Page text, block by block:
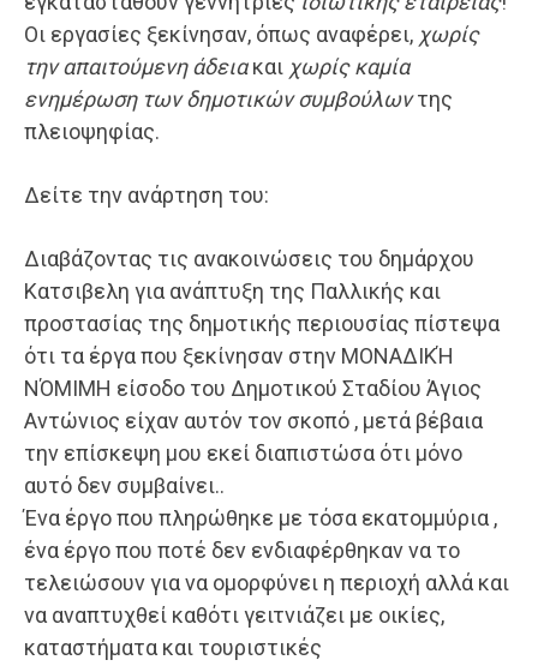
Οι εργασίες ξεκίνησαν, όπως αναφέρει, χωρίς
την απαιτούμενη άδειακαι χωρίς καμία
ενημέρωση των δημοτικών συμβούλωντης
πλειοψηφίας.
Δείτε την ανάρτηση του:
Διαβάζοντας τις ανακοινώσεις του δημάρχου
Κατσιβελη για ανάπτυξη της Παλλικής και
προστασίας της δημοτικής περιουσίας πίστεψα
ότι τα έργα που ξεκίνησαν στην ΜΟΝΑΔΙΚΉ
ΝΌΜΙΜΗ είσοδο του Δημοτικού Σταδίου Άγιος
Αντώνιος είχαν αυτόν τον σκοπό , μετά βέβαια
την επίσκεψη μου εκεί διαπιστώσα ότι μόνο
αυτό δεν συμβαίνει..
Ένα έργο που πληρώθηκε με τόσα εκατομμύρια ,
ένα έργο που ποτέ δεν ενδιαφέρθηκαν να το
τελειώσουν για να ομορφύνει η περιοχή αλλά και
να αναπτυχθεί καθότι γειτνιάζει με οικίες,
καταστήματα και τουριστικές